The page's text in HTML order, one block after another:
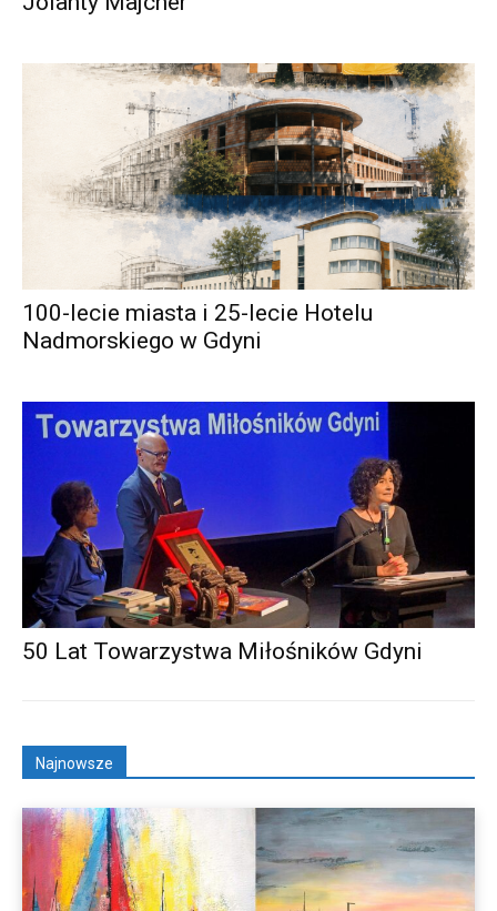
100-lecie miasta i 25-lecie Hotelu
Nadmorskiego w Gdyni
50 Lat Towarzystwa Miłośników Gdyni
Najnowsze